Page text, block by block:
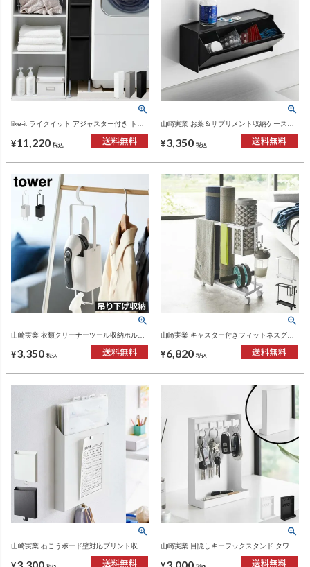
like-it ライクイット アジャスター付き トー
ルストッカー TS-111LA | インテリア雑貨
¥11,220 税込
山崎実業 お薬＆サプリメント収納ケース
tower | インテリア雑貨・タワーシリーズ
¥3,350 税込
山崎実業 衣類クリーナーツール収納ホルダ
リーズ
¥3,350 税込
山崎実業 キャスター付きフィットネスグッ
貨・タワーシリーズ
¥6,820 税込
山崎実業 石こうボード壁対応プリント収納
ホルダー タワー tower | 収納ボックス・タワ
ーシリーズ
山崎実業 目隠しキーフックスタンド タワー
2段 tower | インテリア雑貨・タワーシリー
ズ